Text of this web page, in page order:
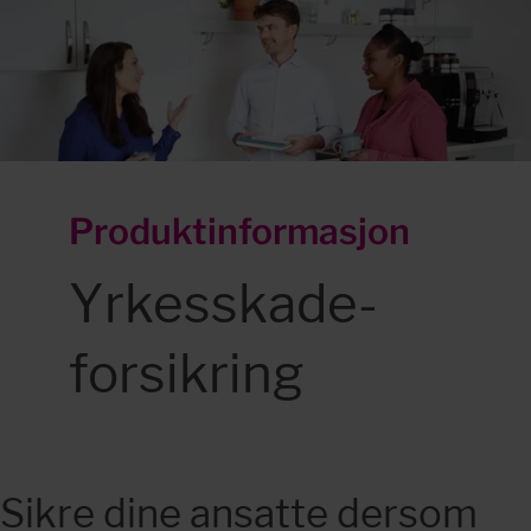
Produktinformasjon
Yrkesskade­
forsikring
Sikre dine ansatte dersom